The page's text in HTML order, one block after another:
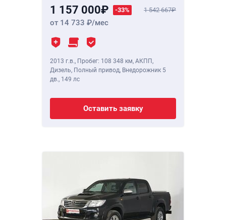
1 157 000 -33% 1 542 667
от 14 733 /мес
2013 г.в., Пробег: 108 348 км, АКПП,
Дизель, Полный привод, Внедорожник 5
дв., 149 лс
Оставить заявку